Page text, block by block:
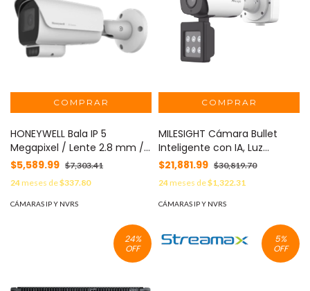
HONEYWELL Bala IP 5
Megapixel / Lente 2.8 mm /
Lente Fijo / 50 mts IR /
Exterior IP66 / H.265 / PoE /
Micro SD / WDR 120 dB / HLC
/ ONVIF / NDAA / Serie 35
$5,589.99 $7,303.41
24meses de$337.80
CÁMARAS IP Y NVRS
MILESIGHT Cámara Bullet
Inteligente con IA, Luz
Suplementaria y
Reconocimiento Vehicular
para Monitoreo de Tráfico
MOD: TS4466-X4RWE-W
$21,881.99 $30,819.70
24meses de$1,322.31
CÁMARAS IP Y NVRS
24%
OFF
5%
OFF